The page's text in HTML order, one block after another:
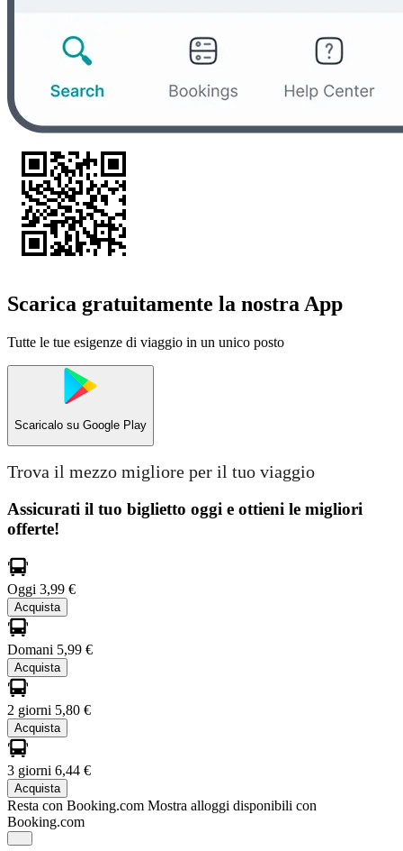
Scarica gratuitamente la nostra App
Tutte le tue esigenze di viaggio in un unico posto
Scaricalo su Google Play
Trova il mezzo migliore per il tuo viaggio
Assicurati il ​​tuo biglietto oggi e ottieni le migliori
offerte!
Oggi 3,99 €
Acquista
Domani 5,99 €
Acquista
2 giorni 5,80 €
Acquista
3 giorni 6,44 €
Acquista
Resta con Booking.com Mostra alloggi disponibili con
Booking.com